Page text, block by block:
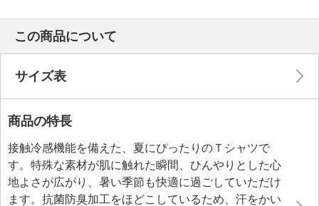
この商品について
サイズ表
商品の特長
接触冷感機能を備えた、夏にぴったりのＴシャツで
す。特殊な素材が肌に触れた瞬間、ひんやりとした心
地よさが広がり、暑い季節も快適に過ごしていただけ
ます。抗菌防臭加工をほどこしているため、汗をかい